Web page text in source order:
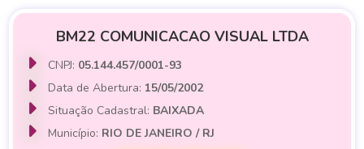
BM22 COMUNICACAO VISUAL LTDA
CNPJ: 05.144.457/0001-93
Data de Abertura: 15/05/2002
Situação Cadastral: BAIXADA
Município: RIO DE JANEIRO / RJ